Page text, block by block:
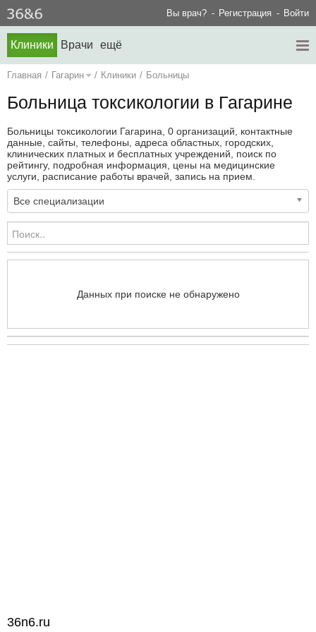
Вы врач? Регистрация Войти
Клиники Врачи ещё
Главная / Гагарин / Клиники / Больницы
Больница токсикологии в Гагарине
Больницы токсикологии Гагарина, 0 организаций, контактные
данные, сайты, телефоны, адреса областных, городских,
клинических платных и бесплатных учреждений, поиск по
рейтингу, подробная информация, цены на медицинские
услуги, расписание работы врачей, запись на прием.
Все специализации
Данных при поиске не обнаружено
36n6.ru